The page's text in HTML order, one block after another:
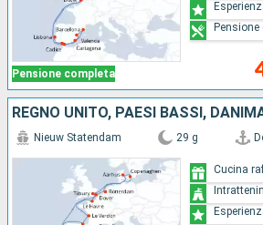
Pensione completa
Nieuw Statendam 29 g
Cucina